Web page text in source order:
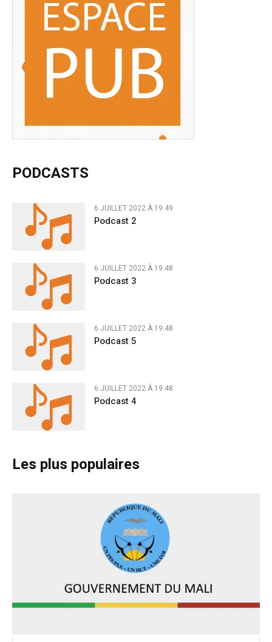
PODCASTS
6 JUILLET 2022 À 19:49
Podcast 2
6 JUILLET 2022 À 19:48
Podcast 3
6 JUILLET 2022 À 19:48
Podcast 5
6 JUILLET 2022 À 19:48
Podcast 4
Les plus populaires